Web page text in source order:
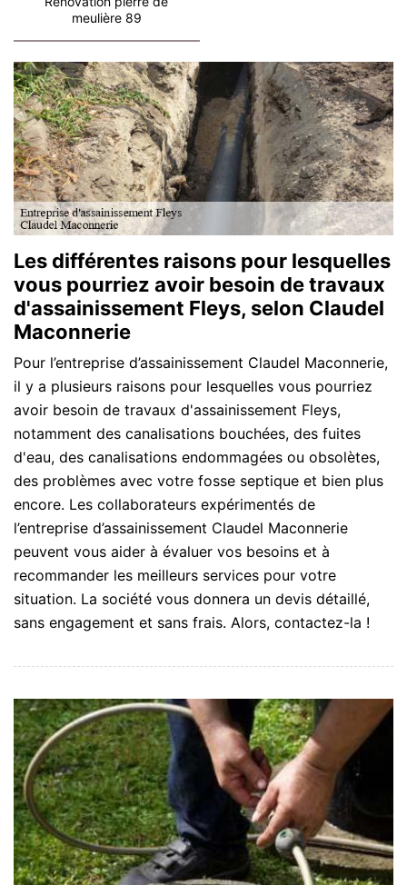
meulière 89
Les différentes raisons pour lesquelles
vous pourriez avoir besoin de travaux
d'assainissement Fleys, selon Claudel
Maconnerie
Pour l’entreprise d’assainissement Claudel Maconnerie,
il y a plusieurs raisons pour lesquelles vous pourriez
avoir besoin de travaux d'assainissement Fleys,
notamment des canalisations bouchées, des fuites
d'eau, des canalisations endommagées ou obsolètes,
des problèmes avec votre fosse septique et bien plus
encore. Les collaborateurs expérimentés de
l’entreprise d’assainissement Claudel Maconnerie
peuvent vous aider à évaluer vos besoins et à
recommander les meilleurs services pour votre
situation. La société vous donnera un devis détaillé,
sans engagement et sans frais. Alors, contactez-la !